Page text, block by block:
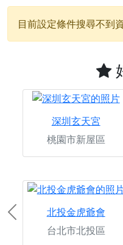
目前設定條件搜尋不到
深圳玄天宮
桃園市新屋區
北投金虎爺會
台北市北投區
Previous